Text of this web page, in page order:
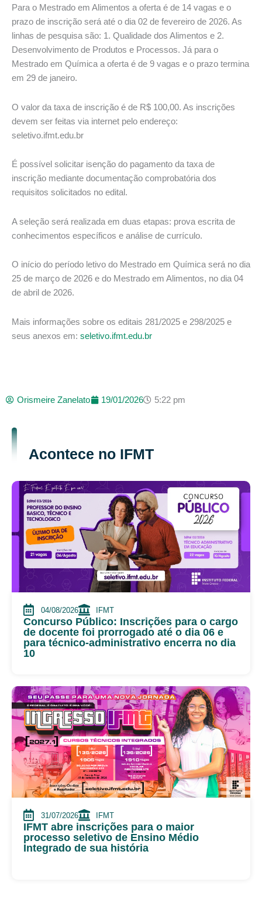
Para o Mestrado em Alimentos a oferta é de 14 vagas e o
prazo de inscrição será até o dia 02 de fevereiro de 2026. As
linhas de pesquisa são: 1. Qualidade dos Alimentos e 2.
Desenvolvimento de Produtos e Processos. Já para o
Mestrado em Química a oferta é de 9 vagas e o prazo termina
em 29 de janeiro.
O valor da taxa de inscrição é de R$ 100,00. As inscrições
devem ser feitas via internet pelo endereço:
seletivo.ifmt.edu.br
É possível solicitar isenção do pagamento da taxa de
inscrição mediante documentação comprobatória dos
requisitos solicitados no edital.
A seleção será realizada em duas etapas: prova escrita de
conhecimentos específicos e análise de currículo.
O início do período letivo do Mestrado em Química será no dia
25 de março de 2026 e do Mestrado em Alimentos, no dia 04
de abril de 2026.
Mais informações sobre os editais 281/2025 e 298/2025 e
seus anexos em: seletivo.ifmt.edu.br
Orismeire Zanelato 19/01/2026 5:22 pm
Acontece no IFMT
04/08/2026 IFMT
Concurso Público: Inscrições para o cargo
de docente foi prorrogado até o dia 06 e
para técnico-administrativo encerra no dia
10
31/07/2026 IFMT
IFMT abre inscrições para o maior
processo seletivo de Ensino Médio
Integrado de sua história